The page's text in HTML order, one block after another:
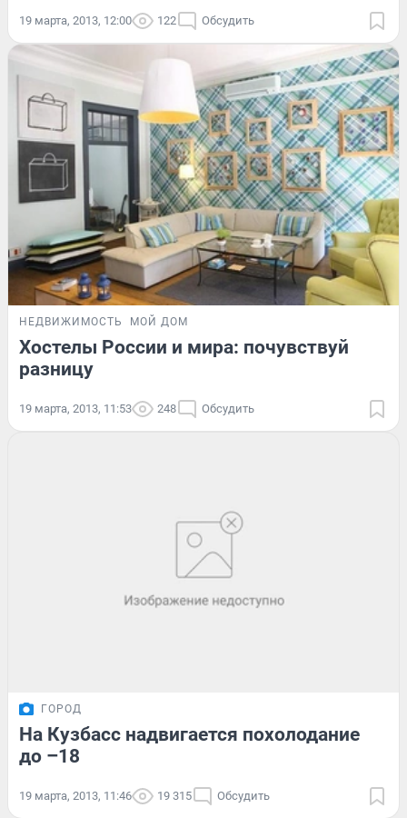
19 марта, 2013, 12:00 122 Обсудить
НЕДВИЖИМОСТЬ МОЙ ДОМ
Хостелы России и мира: почувствуй
разницу
19 марта, 2013, 11:53 248 Обсудить
ГОРОД
На Кузбасс надвигается похолодание
до –18
19 марта, 2013, 11:46 19 315 Обсудить